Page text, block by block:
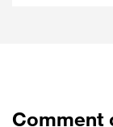
Comment